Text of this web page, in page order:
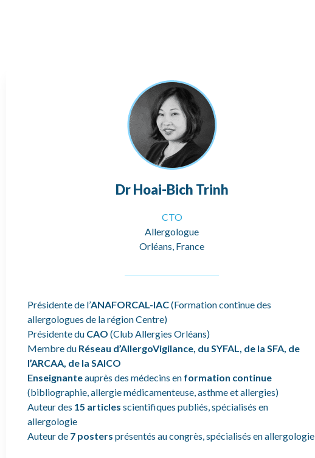
Dr Hoai-Bich Trinh
CTO
Allergologue
Orléans, France
Présidente de l’ANAFORCAL-IAC(Formation continue des
allergologues de la région Centre)
Présidente du CAO (Club Allergies Orléans)
Membre du Réseau d’AllergoVigilance, du SYFAL, de la SFA, de
l’ARCAA, de la SAICO
Enseignanteauprès des médecins en formation continue
(bibliographie, allergie médicamenteuse, asthme et allergies)
Auteur des 15 articles scientifiques publiés, spécialisés en
allergologie
Auteur de 7 posters présentés au congrès, spécialisés en allergologie